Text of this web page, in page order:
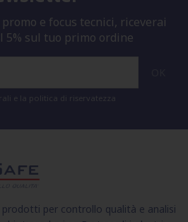
e focus tecnici, riceverai
5% sul tuo primo ordine
e la politica di riservatezza
per controllo qualità e analisi